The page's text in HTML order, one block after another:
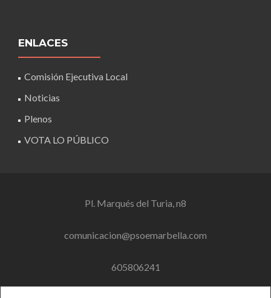
ENLACES
Comisión Ejecutiva Local
Noticias
Plenos
VOTA LO PÚBLICO
Pl. Marqués del Turia, n8
comunicacion@psoemarbella.com
605806241